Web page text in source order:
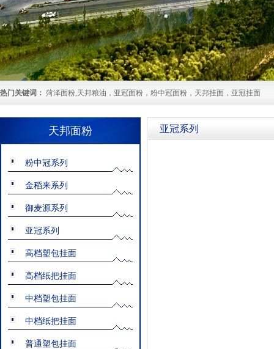
热门关键词： 菏泽面粉,天邦粮油，亚冠面粉，粉中冠面粉，天邦挂面，亚冠挂面
天邦面粉
粉中冠系列
金稻来系列
御麦源系列
亚冠系列
高档塑包挂面
高档纸把挂面
中档塑包挂面
中档纸把挂面
普通塑包挂面
亚冠系列